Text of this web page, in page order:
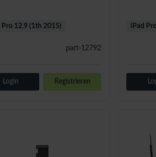
part-12792
Pro 12.9 (1th 2015)
Login Registrieren
iPad